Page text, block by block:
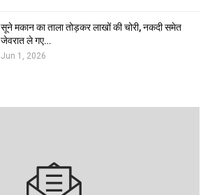
सूने मकान का ताला तोड़कर लाखों की चोरी, नकदी समेत
जेवरात ले गए…
Jun 1, 2026